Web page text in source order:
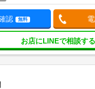
認 無料
お店にLINEで相談する